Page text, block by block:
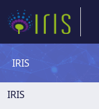
IRIS
IRIS